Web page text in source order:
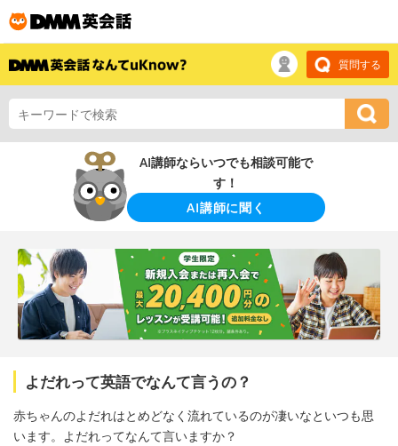
質問する
AI講師ならいつでも相談可能で
す！
AI講師に聞く
よだれって英語でなんて言うの？
赤ちゃんのよだれはとめどなく流れているのが凄いなといつも思
います。よだれってなんて言いますか？